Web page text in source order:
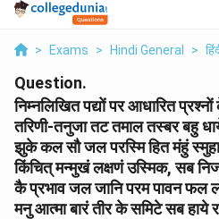
> Exams > Hindi General >
Question.
निम्नलिखित पद्यों पर आधारित प्रश्नों
तरिणी-तनुजा तट तमाल तस्बर बहु
झुके कल सौ जल परस्मि हित मंहुं
किंचित् मन्मुखं लक्षणं उस्मिक, सब
कै प्रभाव जल जानि परम पावन फल
मनु आत्मा बारं तीर के समिटे सब हाये